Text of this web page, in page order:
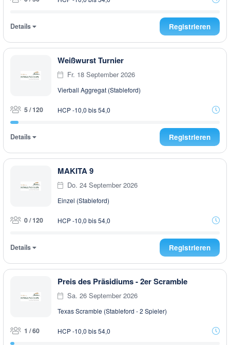
Details Registrieren
Weißwurst Turnier
Fr. 18 September 2026
Vierball Aggregat (Stableford)
5 / 120 HCP -10,0 bis 54,0
Details Registrieren
MAKITA 9
Do. 24 September 2026
Einzel (Stableford)
0 / 120 HCP -10,0 bis 54,0
Details Registrieren
Preis des Präsidiums - 2er Scramble
Sa. 26 September 2026
Texas Scramble (Stableford - 2 Spieler)
1 / 60 HCP -10,0 bis 54,0